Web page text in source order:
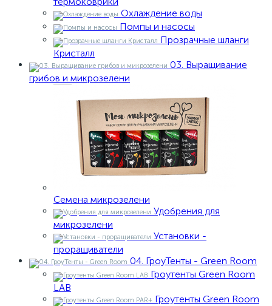
Охлаждение воды
Помпы и насосы
Прозрачные шланги
Кристалл
03. Выращивание
грибов и микрозелени
Семена микрозелени
Удобрения для
микрозелени
Установки -
проращиватели
04. ГроуТенты - Green Room
Гроутенты Green Room
LAB
Гроутенты Green Room